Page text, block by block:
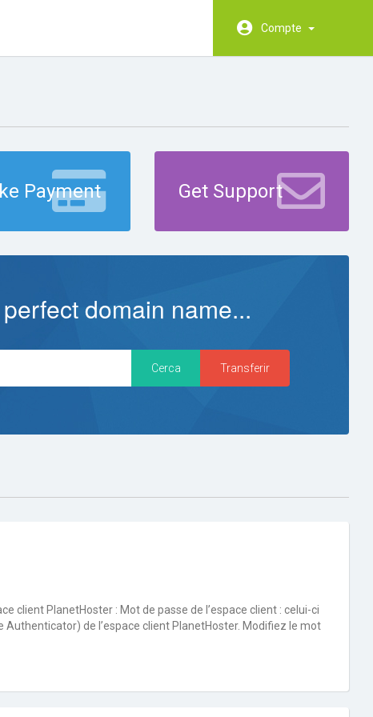
Compte
Payment Get Support
domain name...
client PlanetHoster : Mot de passe de l’espace client : celui-ci
de l’espace client PlanetHoster. Modifiez le mot